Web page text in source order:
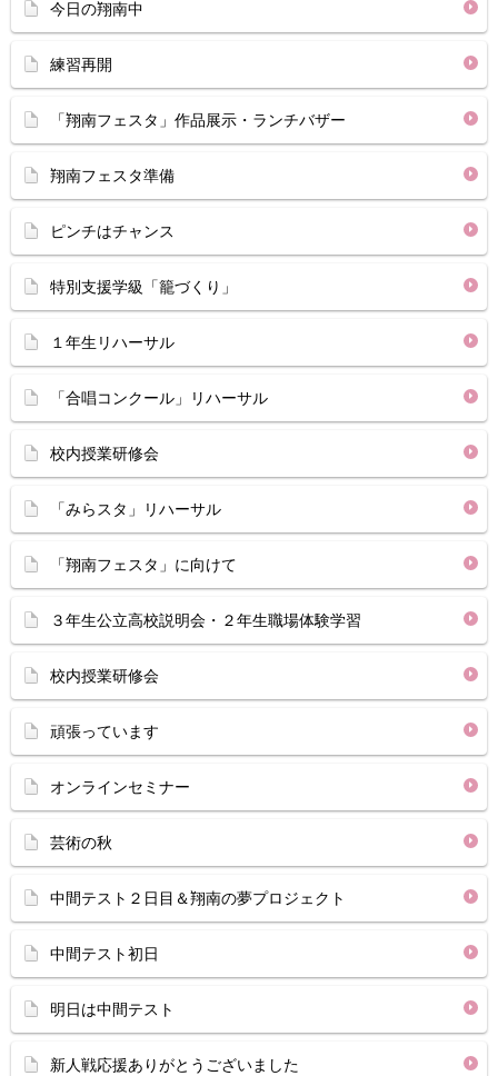
今日の翔南中
練習再開
「翔南フェスタ」作品展示・ランチバザー
翔南フェスタ準備
ピンチはチャンス
特別支援学級「籠づくり」
１年生リハーサル
「合唱コンクール」リハーサル
校内授業研修会
「みらスタ」リハーサル
「翔南フェスタ」に向けて
３年生公立高校説明会・２年生職場体験学習
校内授業研修会
頑張っています
オンラインセミナー
芸術の秋
中間テスト２日目＆翔南の夢プロジェクト
中間テスト初日
明日は中間テスト
新人戦応援ありがとうございました